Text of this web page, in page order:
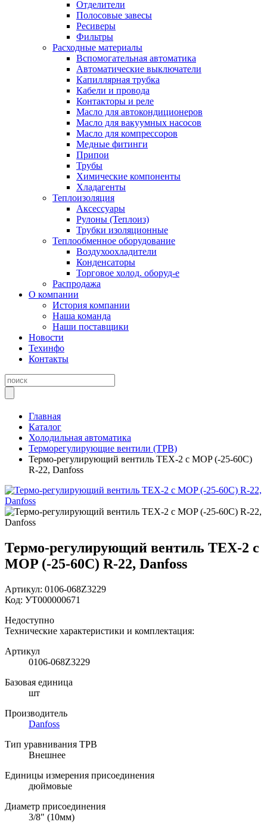
Отделители
Полосовые завесы
Ресиверы
Фильтры
Расходные материалы
Вспомогательная автоматика
Автоматические выключатели
Капиллярная трубка
Кабели и провода
Контакторы и реле
Масло для автокондиционеров
Масло для вакуумных насосов
Масло для компрессоров
Медные фитинги
Припои
Трубы
Химические компоненты
Хладагенты
Теплоизоляция
Аксессуары
Рулоны (Теплоиз)
Трубки изоляционные
Теплообменное оборудование
Воздухоохладители
Конденсаторы
Торговое холод. оборуд-е
Распродажа
О компании
История компании
Наша команда
Наши поставщики
Новости
Техинфо
Контакты
Главная
Каталог
Холодильная автоматика
Терморегулирующие вентили (ТРВ)
Термо-регулирующий вентиль ТEХ-2 с MOP (-25-60C)
R-22, Danfoss
Термо-регулирующий вентиль ТEХ-2 с
MOP (-25-60C) R-22, Danfoss
Артикул: 0106-068Z3229
Код: УТ000000671
Недоступно
Технические характеристики и комплектация:
Артикул
0106-068Z3229
Базовая единица
шт
Производитель
Danfoss
Тип уравнивания ТРВ
Внешнее
Единицы измерения присоединения
дюймовые
Диаметр присоединения
3/8" (10мм)